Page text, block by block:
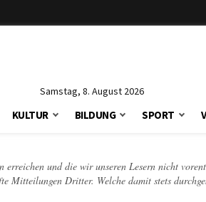
Samstag, 8. August 2026
KULTUR BILDUNG SPORT
und die wir unseren Lesern nicht
Dritter. Welche damit stets